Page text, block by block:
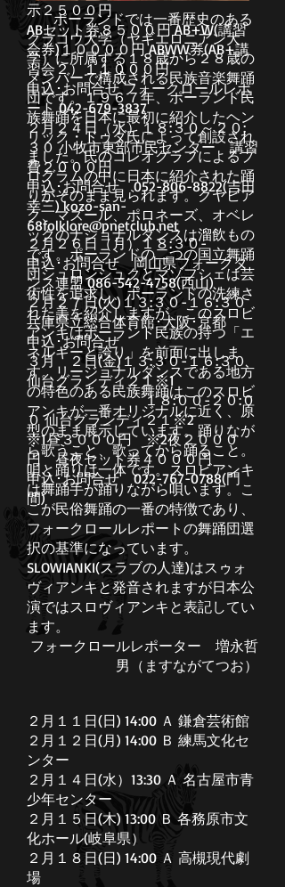
ポーランドでは一番歴史のある
クラコウ大学（ヤギエロニアン大
学）に所属する１８歳から２８歳の
メンバーで構成される民族音楽舞踊
団です。１９６７年、ポーランド民
族舞踊を日本に最初に紹介したヘン
リック・ドゥダ氏によって創設され
ました。氏のコレオグラフによるプ
ログラムの中に日本に紹介された踊
りがそのまま見られます。クヤビア
ク、マズール、ポロネーズ、オベレ
ックのナショナルダンスは溜飲もの
です。ポーランドの二つの国立舞踊
団シュロンシュクとマゾフシェは芸
術性を追求し、ポーランドの洗練さ
れた美を紹介しますが、このスロビ
アンキはポーランド民族の持つ「エ
ネルギーと誇り」を前面に出しま
す。リージョナルダンスである地方
の特色のある民族舞踊はこのスロビ
アンキが一番オリジナルに近く、原
型のまま展示しています。踊りなが
ら歌うこと、歌ってから踊ること。
唄と踊りは一体です。スロビアンキ
は舞踊手が踊りながら唄います。こ
こが民俗舞踊の一番の特徴であり、
フォークロールレポートの舞踊団選
択の基準になっています。
SLOWIANKI(スラブの人達)はスゥォ
ヴィアンキと発音されますが日本公
演ではスロヴィアンキと表記してい
ます。
フォークロールレポーター 増永哲
男（ますながてつお）
２月１１日(日) 14:00 Ａ 鎌倉芸術館
２月１２日(月) 14:00 Ｂ 練馬文化セ
ンター
２月１４日(水）13:30 Ａ 名古屋市青
少年センター
２月１５日(木) 13:00 Ｂ 各務原市文
化ホール(岐阜県）
２月１８日(日) 14:00 Ａ 高槻現代劇
場
示２５００円
ABセット券８５００円 AB+W(講習
会券)１００００円 ABWW券(AB+講
習会２）１１０００円
申込･お問合せ フォークロールレポ
ート 042-679-3837
２月２４日（水）１８:３０～２０:
３０ 小牧市東部市民センター 講習
費２０００円
申込･お問合せ 052-806-8822(吉田
幸三) kozo-san-
68folklore@pnetclub.net
２月２６日（月）１８:３０-
申込･お問合せ 岡山県フォークダ
ンス連盟 086-542-4758(西山)
２月２７日(火)１３:３０-１６:３０
兵庫県立総合体育館･大阪･京都
申込･お問合せ
３月 ２日(金)１３:３０-１６:３０
仙台グランディ２１※1
１８:００-２０:０
０ 仙台グランディ２１※2
※1昼３０００円 ※2夜２０００
円 昼夜セット券４０００円
申込･お問合せ 022-767-0788(門
間)